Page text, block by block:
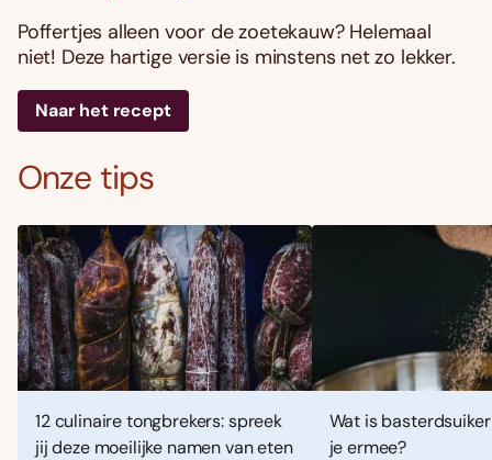
Poffertjes alleen voor de zoetekauw? Helemaal
niet! Deze hartige versie is minstens net zo lekker.
Naar het recept
Onze tips
12 culinaire tongbrekers: spreek
jij deze moeilijke namen van eten
Wat is
je ermee?